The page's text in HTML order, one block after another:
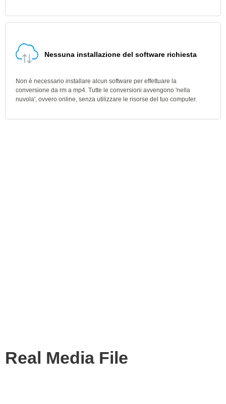
Nessuna installazione del software richiesta
Non è necessario installare alcun software per effettuare la
conversione da rm a mp4. Tutte le conversioni avvengono 'nella
nuvola', ovvero online, senza utilizzare le risorse del tuo computer.
Real Media File